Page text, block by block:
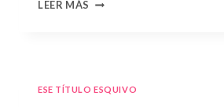
LEER MÁS
ESE TÍTULO ESQUIVO